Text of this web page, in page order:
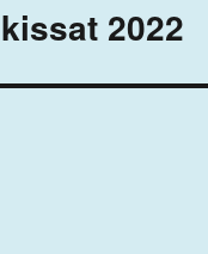
2022